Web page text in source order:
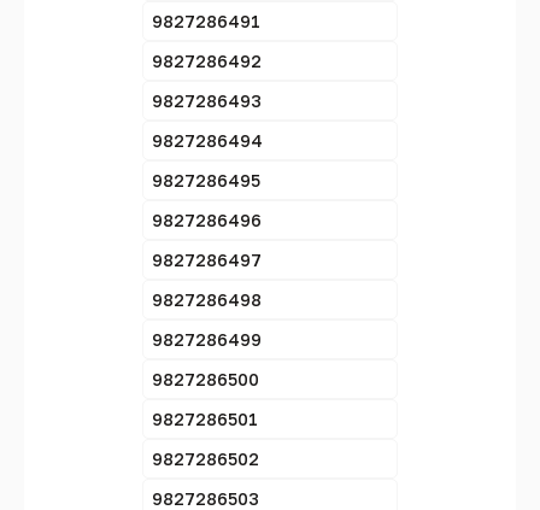
9827286491
9827286492
9827286493
9827286494
9827286495
9827286496
9827286497
9827286498
9827286499
9827286500
9827286501
9827286502
9827286503